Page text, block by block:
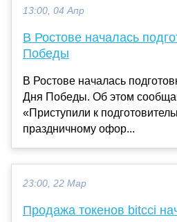
13:00, 04 Апр
В Ростове началась
Победы
В Ростове началась
Дня Победы. Об этом
«Приступили к
праздничному офор...
23:00, 22 Мар
Продажа токенов bitcci